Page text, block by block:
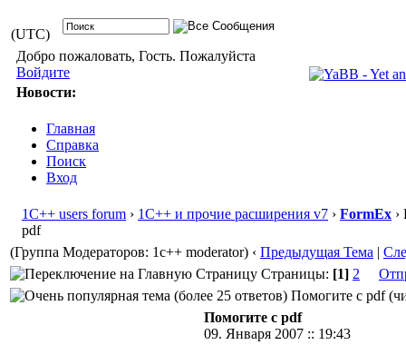
(UTC)
Добро пожаловать, Гость. Пожалуйста
Войдите
Новости:
Главная
Справка
Поиск
Вход
1С++ users forum › 1С++ и прочие расширения v7 › FormEx ›
pdf
(Группа Модераторов: 1c++ moderator) ‹ Предыдущая Тема |
Страницы: [1] 2
Помогите с pdf
Помогите с pdf
09. Января 2007 :: 19:43